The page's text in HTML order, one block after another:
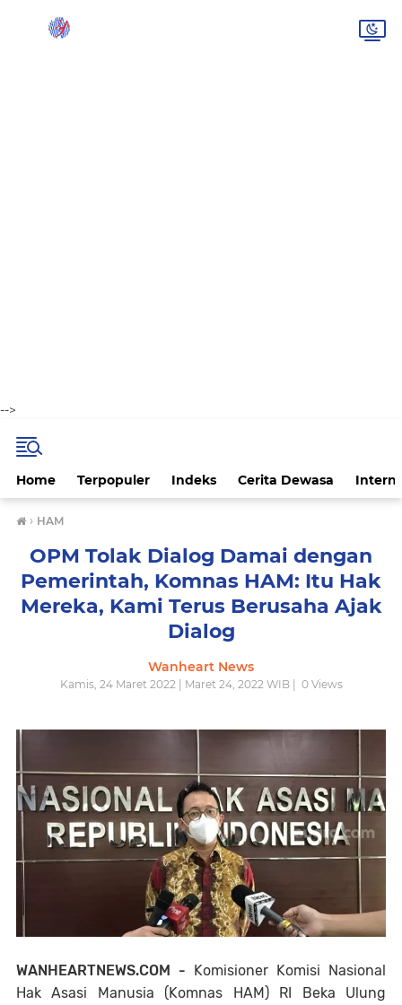
-->
Home Terpopuler Indeks Cerita Dewasa
› HAM
OPM Tolak Dialog Damai dengan
Pemerintah, Komnas HAM: Itu Hak
Mereka, Kami Terus Berusaha Ajak
Dialog
Wanheart News
Kamis, 24 Maret 2022 | Maret 24, 2022 WIB | 0Views
WANHEARTNEWS.COM - Komisioner Komisi Nasional
Hak Asasi Manusia (Komnas HAM) RI Beka Ulung